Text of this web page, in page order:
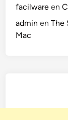
facilware en
admin enThe
Mac